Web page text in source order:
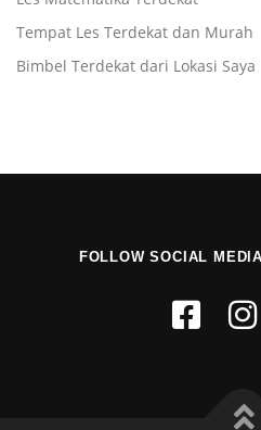
Tempat Les Terdekat dan Murah
Bimbel Terdekat dari Lokasi Saya
FOLLOW SOCIAL